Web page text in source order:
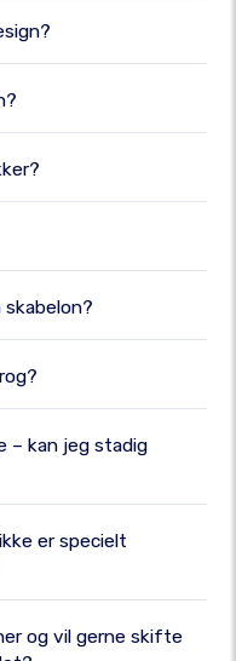
– kan jeg stadig
er specielt
og vil gerne skifte